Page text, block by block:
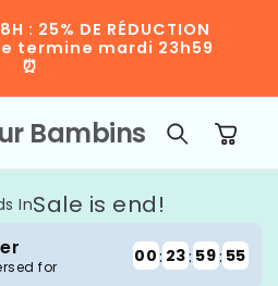
mondiale + Code
pour -15%
Bambins Panier
InSale is end!
for
00: 23: 59: 52